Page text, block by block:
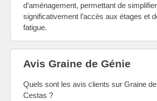
d’aménagement, permettant de simplifier
significativement l’accès aux étages et
fatigue.
Avis Graine de Génie
Quels sont les avis clients sur Graine
Cestas ?